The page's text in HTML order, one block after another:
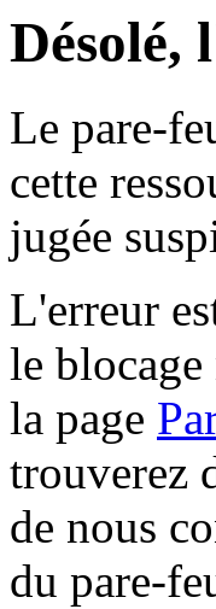
Désolé,
Le pare-
cette
jugée
L'erreur
le
la page
trouverez
de nous
du pare-